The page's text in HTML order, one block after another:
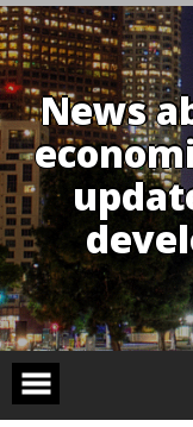
Skip
to
content
News